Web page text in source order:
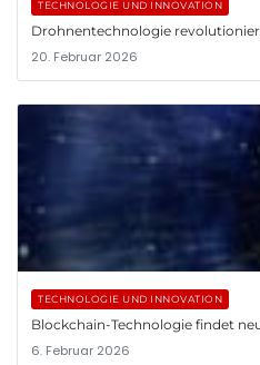
TECHNOLOGIE UND INNOVATION
Drohnentechnologie
20. Februar 2026
TECHNOLOGIE UND INNOVATION
Blockchain-Technologie findet
6. Februar 2026